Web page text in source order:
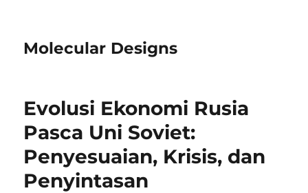
Molecular Designs
Evolusi Ekonomi Rusia
Pasca Uni Soviet:
Penyesuaian, Krisis, dan
Penyintasan